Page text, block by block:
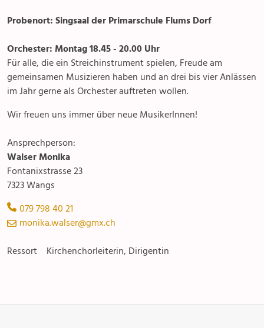
Probenort: Singsaal der Primarschule Flums Dorf
Orchester: Montag 18.45 - 20.00 Uhr
Für alle, die ein Streichinstrument spielen, Freude am
gemeinsamen Musizieren haben und an drei bis vier Anlässen
im Jahr gerne als Orchester auftreten wollen.
Wir freuen uns immer über neue MusikerInnen!
Ansprechperson:
Walser Monika
Fontanixstrasse 23
7323 Wangs
079 798 40 21
monika.walser@gmx.ch
Ressort Kirchenchorleiterin, Dirigentin
Gruppen & Vereine
Kirchen & Kapellen
Pfarreisaal
Müetterrundi
Angebot & Sakramente
Aktuelles